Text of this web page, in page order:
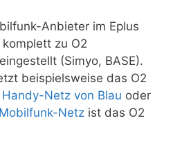
Anbieter im Eplus
zu O2
(Simyo, BASE).
beispielsweise das O2
Handy-Netz von Blau oder
Netz ist das O2